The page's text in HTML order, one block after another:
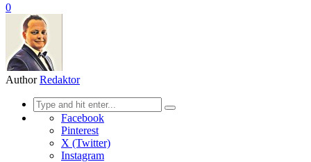
0
Author Redaktor
Search
for:
Facebook
Pinterest
X (Twitter)
Instagram